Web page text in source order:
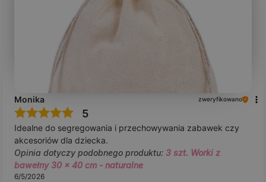
Monika zweryfikowano
5
Idealne do segregowania i przechowywania zabawek czy
akcesoriów dla dziecka.
Opinia dotyczy podobnego produktu: 3 szt. Worki z
bawełny 30 x 40 cm - naturalne
6/5/2026